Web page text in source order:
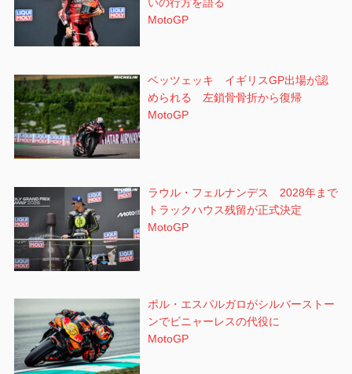
MotoGP
ベッツェッキ イギリスGP出場が認
められる 左鎖骨骨折から復帰
MotoGP
ラウル・フェルナンデス 2028年まで
トラックハウス残留が正式決定
MotoGP
ポル・エスパルガロがシルバーストー
ンでビニャーレスの代役に
MotoGP